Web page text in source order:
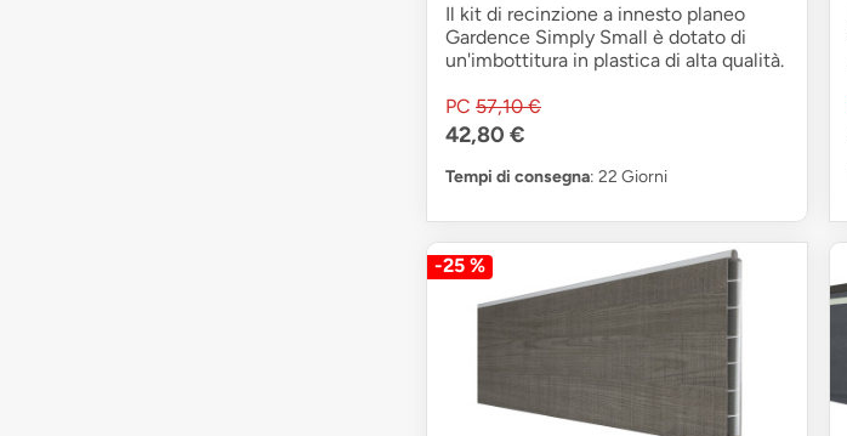
Il kit di recinzione a innesto planeo
Gardence Simply Small è dotato di
un'imbottitura in plastica di alta qualità.
PC 57,10 €
42,80 €
Tempi di consegna: 22 Giorni
-25 %